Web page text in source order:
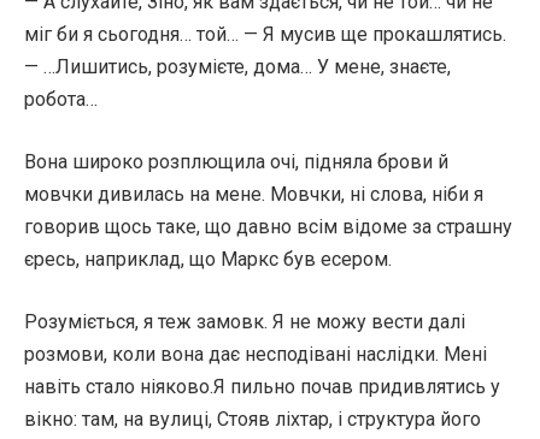
міг би я сьогодня… той… — Я мусив ще прокашлятись.
— …Лишитись, розумієте, дома… У мене, знаєте,
робота…
Вона широко розплющила очі, підняла брови й
мовчки дивилась на мене. Мовчки, ні слова, ніби я
говорив щось таке, що давно всім відоме за страшну
єресь, наприклад, що Маркс був есером.
Розуміється, я теж замовк. Я не можу вести далі
розмови, коли вона дає несподівані наслідки. Мені
навіть стало ніяково.Я пильно почав придивлятись у
вікно: там, на вулиці, Стояв ліхтар, і структура його